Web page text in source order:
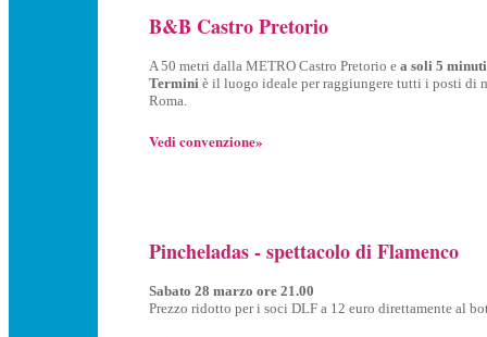
B&B Castro Pretorio
A 50 metri dalla METRO Castro Pretorio e a soli 5
Terminiè il luogo ideale per raggiungere tutti i posti di
Roma.
Vedi convenzione»
Pincheladas - spettacolo di Flamenco
Sabato 28 marzo ore 21.00
Prezzo ridotto per i soci DLF a 12 euro direttamente al